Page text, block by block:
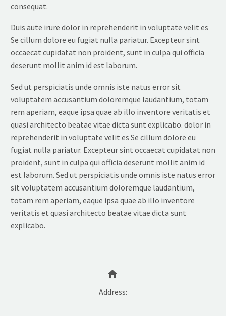
consequat.
Duis aute irure dolor in reprehenderit in voluptate velit es
Se cillum dolore eu fugiat nulla pariatur. Excepteur sint
occaecat cupidatat non proident, sunt in culpa qui officia
deserunt mollit anim id est laborum.
Sed ut perspiciatis unde omnis iste natus error sit
voluptatem accusantium doloremque laudantium, totam
rem aperiam, eaque ipsa quae ab illo inventore veritatis et
quasi architecto beatae vitae dicta sunt explicabo. dolor in
reprehenderit in voluptate velit es Se cillum dolore eu
fugiat nulla pariatur. Excepteur sint occaecat cupidatat non
proident, sunt in culpa qui officia deserunt mollit anim id
est laborum. Sed ut perspiciatis unde omnis iste natus error
sit voluptatem accusantium doloremque laudantium,
totam rem aperiam, eaque ipsa quae ab illo inventore
veritatis et quasi architecto beatae vitae dicta sunt
explicabo.


Address: